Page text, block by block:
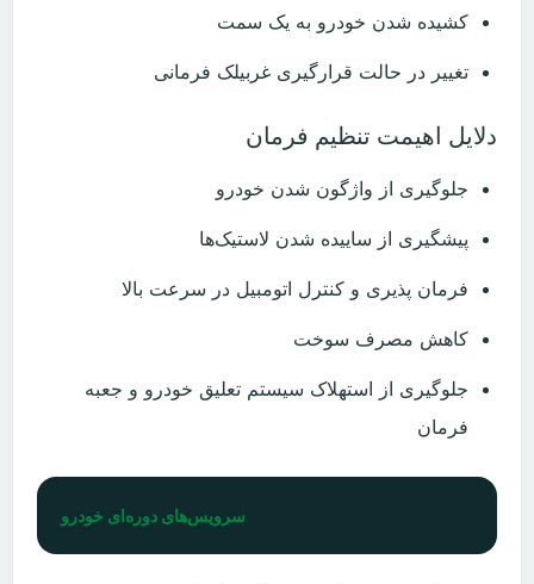
کشیده شدن خودرو به یک سمت
تغییر در حالت قرارگیری غربیلک فرمانی
دلایل اهیمت تنظیم فرمان
جلوگیری از واژگون شدن خودرو
پیشگیری از ساییده شدن لاستیک‌ها
فرمان پذیری و کنترل اتومبیل در سرعت‌ بالا
کاهش مصرف سوخت
جلوگیری از استهلاک سیستم تعلیق خودرو و جعبه
فرمان
سرویس‌های دوره‌ای خودرو